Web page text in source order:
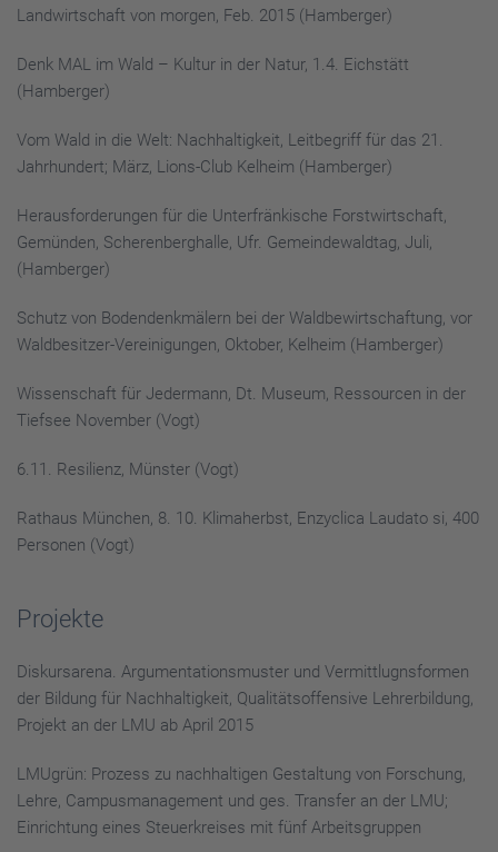
Landwirtschaft von morgen, Feb. 2015 (Hamberger)
Denk MAL im Wald – Kultur in der Natur, 1.4. Eichstätt
(Hamberger)
Vom Wald in die Welt: Nachhaltigkeit, Leitbegriff für das 21.
Jahrhundert; März, Lions-Club Kelheim (Hamberger)
Herausforderungen für die Unterfränkische Forstwirtschaft,
Gemünden, Scherenberghalle, Ufr. Gemeindewaldtag, Juli,
(Hamberger)
Schutz von Bodendenkmälern bei der Waldbewirtschaftung, vor
Waldbesitzer-Vereinigungen, Oktober, Kelheim (Hamberger)
Wissenschaft für Jedermann, Dt. Museum, Ressourcen in der
Tiefsee November (Vogt)
6.11. Resilienz, Münster (Vogt)
Rathaus München, 8. 10. Klimaherbst, Enzyclica Laudato si, 400
Personen (Vogt)
Projekte
Diskursarena. Argumentationsmuster und Vermittlugnsformen
der Bildung für Nachhaltigkeit, Qualitätsoffensive Lehrerbildung,
Projekt an der LMU ab April 2015
LMUgrün: Prozess zu nachhaltigen Gestaltung von Forschung,
Lehre, Campusmanagement und ges. Transfer an der LMU;
Einrichtung eines Steuerkreises mit fünf Arbeitsgruppen